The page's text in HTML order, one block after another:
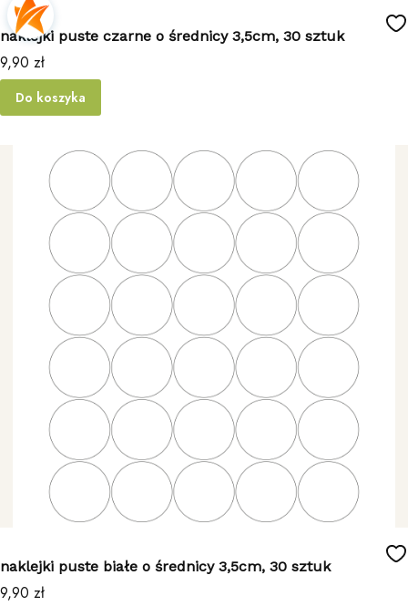
naklejki puste czarne o średnicy 3,5cm, 30 sztuk
Cena
9,90 zł
Do koszyka
naklejki puste białe o średnicy 3,5cm, 30 sztuk
Cena
9,90 zł